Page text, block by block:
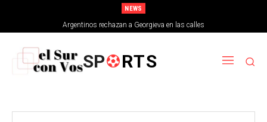
NEWS
Argentinos rechazan a Georgieva en las calles
SP RTS